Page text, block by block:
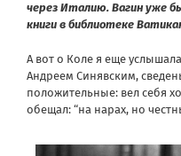
через Италию. Вагин уже
книги в библиотеке
А вот о Коле я еще
Андреем Синявским,
положительные: вел себя
обещал: “на нарах, но